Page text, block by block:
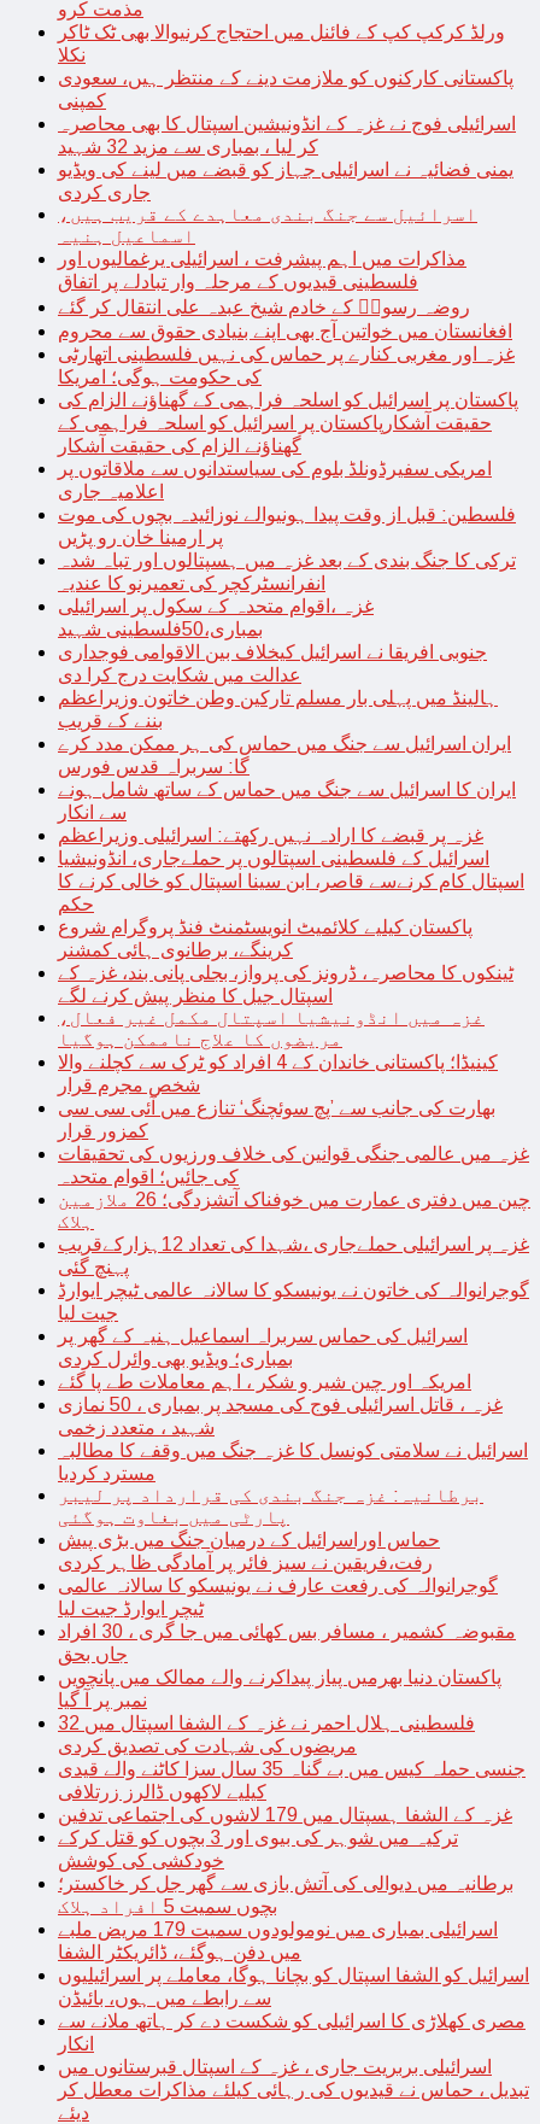
مذمت کرو
ورلڈ کرکپ کپ کے فائنل میں احتجاج کرنیوالا بھی ٹک ٹاکر
نکلا
پاکستانی کارکنوں کو ملازمت دینے کے منتظر ہیں، سعودی
کمپنی
اسرائیلی فوج نے غزہ کے انڈونیشین اسپتال کا بھی محاصرہ
کر لیا ، بمباری سے مزید 32 شہید
یمنی فضائیہ نے اسرائیلی جہاز کو قبضے میں لینے کی ویڈیو
جاری کردی
اسرائیل سے جنگ بندی معاہدے کے قریب ہیں،
اسماعیل ہنیہ
مذاکرات میں اہم پیشرفت ، اسرائیلی یرغمالیوں اور
فلسطینی قیدیوں کے مرحلہ وار تبادلے پر اتفاق
روضہ رسولؐ کے خادم شیخ عبدہ علی انتقال کر گئے
افغانستان میں خواتین آج بھی اپنے بنیادی حقوق سے محروم
غزہ اور مغربی کنارے پر حماس کی نہیں فلسطینی اتھارٹی
کی حکومت ہوگی؛ امریکا
پاکستان پر اسرائیل کو اسلحہ فراہمی کے گھناؤنے الزام کی
حقیقت آشکارپاکستان پر اسرائیل کو اسلحہ فراہمی کے
گھناؤنے الزام کی حقیقت آشکار
امریکی سفیرڈونلڈ بلوم کی سیاستدانوں سے ملاقاتوں پر
اعلامیہ جاری
فلسطین: قبل از وقت پیدا ہونیوالے نوزائیدہ بچوں کی موت
پر ارمینا خان رو پڑیں
ترکی کا جنگ بندی کے بعد غزہ میں ہسپتالوں اور تباہ شدہ
انفرانسٹرکچر کی تعمیرنو کا عندیہ
غزہ ،اقوام متحدہ کے سکول پر اسرائیلی
بمباری،50فلسطینی شہید
جنوبی افریقا نے اسرائیل کیخلاف بین الاقوامی فوجداری
عدالت میں شکایت درج کرا دی
ہالینڈ میں پہلی بار مسلم تارکین وطن خاتون وزیراعظم
بننے کے قریب
ایران اسرائیل سے جنگ میں حماس کی ہر ممکن مدد کرے
گا: سربراہ قدس فورس
ایران کا اسرائیل سے جنگ میں حماس کے ساتھ شامل ہونے
سے انکار
غزہ پر قبضے کا ارادہ نہیں رکھتے: اسرائیلی وزیراعظم
اسرائیل کے فلسطینی اسپتالوں پر حملےجاری، انڈونیشیا
اسپتال کام کرنےسے قاصر، ابن سینا اسپتال کو خالی کرنے کا
حکم
پاکستان کیلیے کلائمیٹ انویسٹمنٹ فنڈ پروگرام شروع
کرینگے، برطانوی ہائی کمشنر
ٹینکوں کا محاصرہ، ڈرونز کی پرواز، بجلی پانی بند، غزہ کے
اسپتال جیل کا منظر پیش کرنے لگے
غزہ میں انڈونیشیا اسپتال مکمل غیر فعال،
مریضوں کا علاج ناممکن ہوگیا
کینیڈا؛ پاکستانی خاندان کے 4 افراد کو ٹرک سے کچلنے والا
شخص مجرم قرار
بھارت کی جانب سے ’پچ سوئچنگ‘ تنازع میں آئی سی سی
کمزور قرار
غزہ میں عالمی جنگی قوانین کی خلاف ورزیوں کی تحقیقات
کی جائیں؛ اقوام متحدہ
چین میں دفتری عمارت میں خوفناک آتشزدگی؛ 26 ملازمین
ہلاک
غزہ پر اسرائیلی حملےجاری ،شہدا کی تعداد 12ہزارکےقریب
پہنچ گئی
گوجرانوالہ کی خاتون نے یونیسکو کا سالانہ عالمی ٹیچر ایوارڈ
جیت لیا
اسرائیل کی حماس سربراہ اسماعیل ہنیہ کے گھر پر
بمباری؛ ویڈیو بھی وائرل کردی
امریکہ اور چین شیر و شکر ، اہم معاملات طے پا گئے
غزہ ، قاتل اسرائیلی فوج کی مسجد پر بمباری ، 50 نمازی
شہید ، متعدد زخمی
اسرائیل نے سلامتی کونسل کا غزہ جنگ میں وقفے کا مطالبہ
مسترد کردیا
برطانیہ: غزہ جنگ بندی کی قرارداد پر لیبر
پارٹی میں بغاوت ہوگئی
حماس اوراسرائیل کے درمیان جنگ میں بڑی پیش
رفت،فریقین نے سیز فائر پر آمادگی ظاہر کردی
گوجرانوالہ کی رفعت عارف نے یونیسکو کا سالانہ عالمی
ٹیچر ایوارڈ جیت لیا
مقبوضہ کشمیر ، مسافر بس کھائی میں جا گری ، 30 افراد
جاں بحق
پاکستان دنیا بھرمیں پیاز پیداکرنے والے ممالک میں پانچویں
نمبر پر آ گیا
فلسطینی ہلال احمر نے غزہ کے الشفا اسپتال میں 32
مریضوں کی شہادت کی تصدیق کردی
جنسی حملہ کیس میں بے گناہ 35 سال سزا کاٹنے والے قیدی
کیلیے لاکھوں ڈالرز زرتلافی
غزہ کے الشفا ہسپتال میں 179 لاشوں کی اجتماعی تدفین
ترکیہ میں شوہر کی بیوی اور 3 بچوں کو قتل کرکے
خودکشی کی کوشش
برطانیہ میں دیوالی کی آتش بازی سے گھر جل کر خاکستر؛
بچوں سمیت 5 افراد ہلاک
اسرائیلی بمباری میں نومولودوں سمیت 179 مریض ملبے
میں دفن ہوگئے، ڈائریکٹر الشفا
اسرائیل کو الشفا اسپتال کو بچانا ہوگا، معاملے پر اسرائیلیوں
سے رابطے میں ہوں، بائیڈن
مصری کھلاڑی کا اسرائیلی کو شکست دے کر ہاتھ ملانے سے
انکار
اسرائیلی بربریت جاری ، غزہ کے اسپتال قبرستانوں میں
تبدیل ، حماس نے قیدیوں کی رہائی کیلئے مذاکرات معطل کر
دیئے